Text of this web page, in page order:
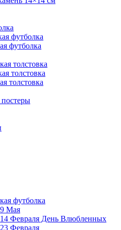
футболка
футболка
толстовка
толстовка
толстовка
футболка
9 Мая
14 Февраля День Влюбленных
23 Февраля